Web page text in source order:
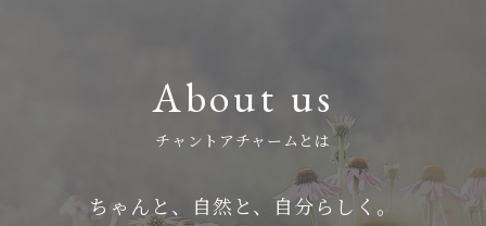
About us
チャントアチャームとは
ちゃんと、自然と、自分らしく。